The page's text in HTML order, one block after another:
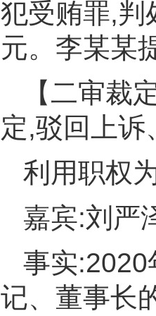
犯受贿罪,判
元。李某某
【二审裁
定,驳回上诉
利用职权
嘉宾:刘严
事实:2020
记、董事长